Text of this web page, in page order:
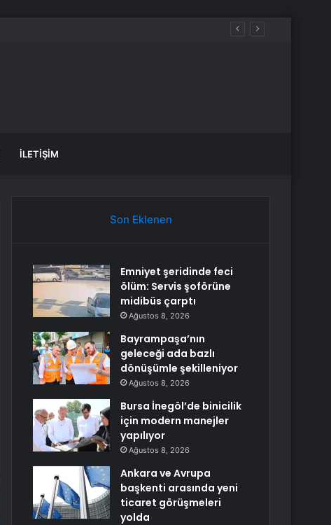
İLETIŞIM
Son Eklenen
Emniyet şeridinde feci
ölüm: Servis şoförüne
midibüs çarptı
Ağustos 8, 2026
Bayrampaşa’nın
geleceği ada bazlı
dönüşümle şekilleniyor
Ağustos 8, 2026
Bursa İnegöl’de binicilik
için modern manejler
yapılıyor
Ağustos 8, 2026
Ankara ve Avrupa
başkenti arasında yeni
ticaret görüşmeleri
yolda